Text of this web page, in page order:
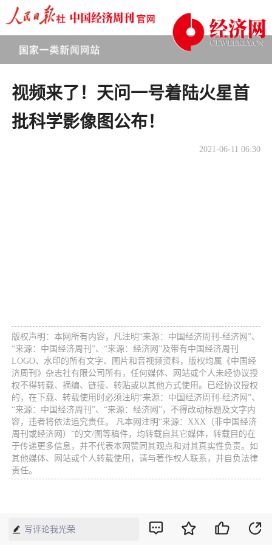
视频来了！天问一号着陆火星首
批科学影像图公布！
2021-06-11 06:30
版权声明：本网所有内容，凡注明“来源：中国经济周刊-经济网”、
“来源：中国经济周刊”、“来源：经济网”及带有中国经济周刊
LOGO、水印的所有文字、图片和音视频资料，版权均属《中国经
济周刊》杂志社有限公司所有，任何媒体、网站或个人未经协议授
权不得转载、摘编、链接、转贴或以其他方式使用。已经协议授权
的，在下载、转载使用时必须注明“来源：中国经济周刊-经济网”、
“来源：中国经济周刊”、“来源：经济网”，不得改动标题及文字内
容，违者将依法追究责任。 凡本网注明“来源：XXX（非中国经济
周刊或经济网）”的文/图等稿件，均转载自其它媒体，转载目的在
于传递更多信息，并不代表本网赞同其观点和对其真实性负责。如
其他媒体、网站或个人转载使用，请与著作权人联系，并自负法律
责任。
写评论我光荣